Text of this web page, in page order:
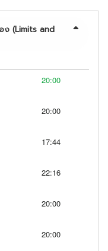
ก้โจทย์ปัญหาที่ซับซ้อนให้
ง่าย รวมไปถึงเทคนิคใน
อยอดในการเรียนวิชาต่อ
เดินไปต่อเองได้อย่าง
เข้าโครงการเรียนล่วง
for Economists
ะบัญชี เศรษฐศาสตร์
เภสัชศาสตร์ เทคนิคการ
ง (Limits and
20:00
20:00
17:44
22:16
20:00
20:00